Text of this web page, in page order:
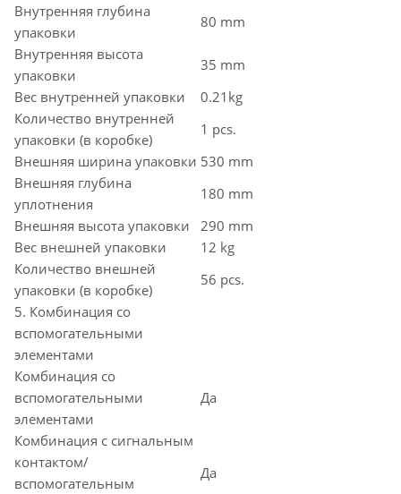
Внутренняя глубина
упаковки
80 mm
Внутренняя высота
упаковки
35 mm
Вес внутренней упаковки
0.21kg
Количество внутренней
упаковки (в коробке)
1 pcs.
Внешняя ширина упаковки 530 mm
Внешняя глубина
уплотнения
180 mm
Внешняя высота упаковки
290 mm
Вес внешней упаковки
12 kg
Количество внешней
упаковки (в коробке)
56 pcs.
5. Комбинация со
вспомогательными
элементами
Комбинация со
вспомогательными
элементами
Да
Комбинация с сигнальным
контактом/
вспомогательным
Да